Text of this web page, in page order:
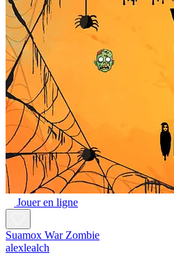
Jouer en ligne
Suamox War Zombie
alexlealch